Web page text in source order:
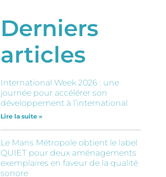
Derniers
articles
International Week 2026 : une
journée pour accélérer son
développement à l’international
Lire la suite »
Le Mans Métropole obtient le label
QUIET pour deux aménagements
exemplaires en faveur de la qualité
sonore